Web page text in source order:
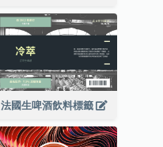
法國生啤酒飲料標籤